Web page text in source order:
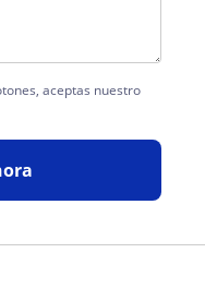
aceptas nuestro